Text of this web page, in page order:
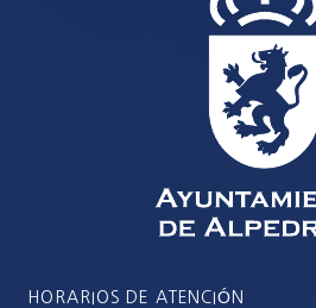
HORARIOS DE ATENCIÓN